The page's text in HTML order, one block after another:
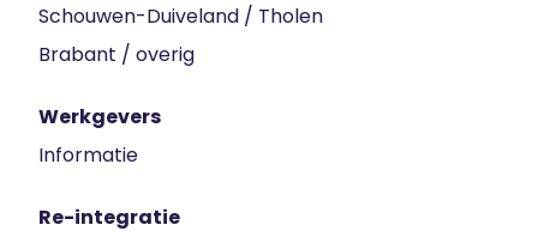
Schouwen-Duiveland / Tholen
Brabant / overig
Werkgevers
Informatie
Re-integratie